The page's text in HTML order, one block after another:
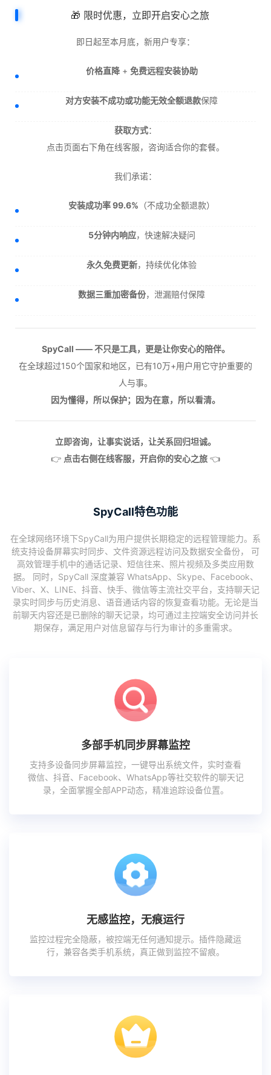
🎁 限时优惠，立即开启安心之旅
即日起至本月底，新用户专享：
价格直降+ 免费远程安装协助
对方安装不成功或功能无效全额退款保障
获取方式：
点击页面右下角在线客服，咨询适合你的套餐。
我们承诺：
安装成功率 99.6% （不成功全额退款）
5分钟内响应，快速解决疑问
永久免费更新，持续优化体验
数据三重加密备份，泄漏赔付保障
SpyCall —— 不只是工具，更是让你安心的陪伴。
在全球超过150个国家和地区，已有10万+用户用它守护重要的
人与事。
因为懂得，所以保护；因为在意，所以看清。
立即咨询，让事实说话，让关系回归坦诚。
👉 点击右侧在线客服，开启你的安心之旅 👈
SpyCall特色功能
在全球网络环境下SpyCall为用户提供长期稳定的远程管理能力。系
统支持设备屏幕实时同步、文件资源远程访问及数据安全备份， 可
高效管理手机中的通话记录、短信往来、照片视频及多类应用数
据。 同时，SpyCall 深度兼容 WhatsApp、Skype、Facebook、
Viber、X、LINE、抖音、快手、微信等主流社交平台，支持聊天记
录实时同步与历史消息、语音通话内容的恢复查看功能。无论是当
前聊天内容还是已删除的聊天记录，均可通过主控端安全访问并长
期保存，满足用户对信息留存与行为审计的多重需求。
多部手机同步屏幕监控
支持多设备同步屏幕监控，一键导出系统文件，实时查看
微信、抖音、Facebook、WhatsApp等社交软件的聊天记
录，全面掌握全部APP动态，精准追踪设备位置。
无感监控，无痕运行
监控过程完全隐蔽，被控端无任何通知提示。插件隐藏运
行，兼容各类手机系统，真正做到监控不留痕。